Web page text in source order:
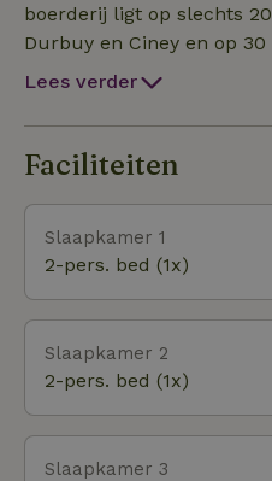
vaatwasser,
inductiekookplaten voor
wanneer DE Aga-
boerderij ligt op slechts
Durbuy en Ciney en op
Luik en Rochefort. Ons afgelegen huis ligt aan een
(behalve tjilpende vogels
nabijgelegen een
Lees verder
Faciliteiten
Slaapkamer 1
2-pers. bed (1x)
Slaapkamer 2
2-pers. bed (1x)
Slaapkamer 3